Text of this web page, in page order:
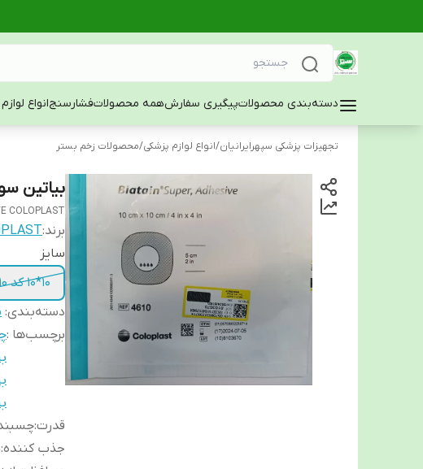
دسته‌بندی محصولاتپیگیری سفارشهمه محصولاتفشارسنجانواع
تجهیزات پزشکی سپهرایرانیان/انواع لوازم پزشکی/محصولات زخم بستر
بیاتین
COLOPLAST
برند:
سایز
10*10 کد 4610
دسته‌بندی:
برچسب‌ها :
قدرت:
جذب کننده: